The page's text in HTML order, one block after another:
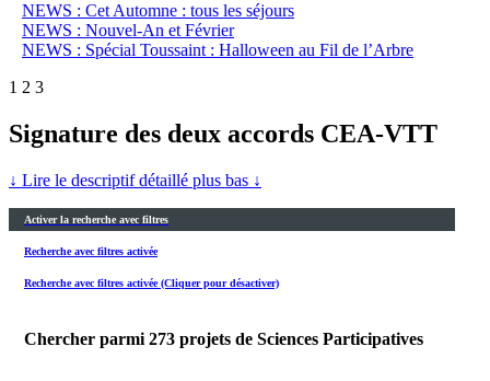
NEWS : Cet Automne : tous les séjours
NEWS : Nouvel-An et Février
NEWS : Spécial Toussaint : Halloween au Fil de l’Arbre
1 2 3
Signature des deux accords CEA-VTT
↓ Lire le descriptif détaillé plus bas ↓
Activer la recherche avec filtres
Recherche avec filtres activée
Recherche avec filtres activée (Cliquer pour désactiver)
Chercher parmi 273 projets de Sciences Participatives